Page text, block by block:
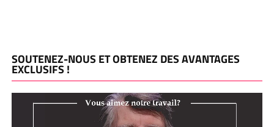
SOUTENEZ-NOUS ET OBTENEZ DES AVANTAGES
EXCLUSIFS !